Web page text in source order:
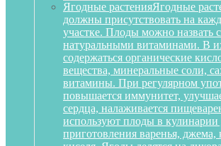
Ягодные растенияЯгодные
должны присутствовать на
участке. Плоды можно назвать
натуральными витаминами. В
содержаться органические
вещества, минеральные соли,
витамины. При регулярном
повышается иммунитет,
сердца, налаживается
используют плоды в кулинарии
приготовления варенья, джема,